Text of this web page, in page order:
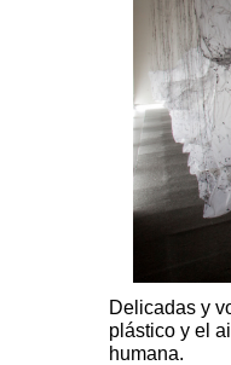
Delicadas y
plástico y el
humana.